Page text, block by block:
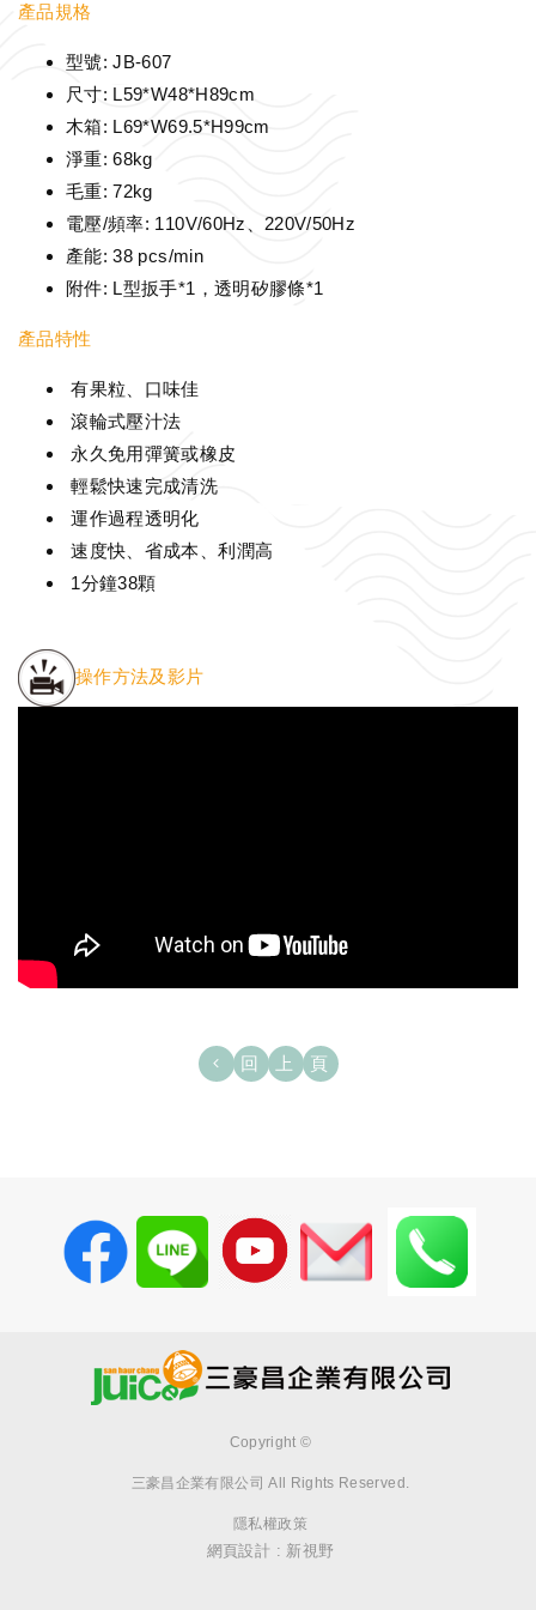
產品規格
型號: JB-607
尺寸: L59*W48*H89cm
木箱: L69*W69.5*H99cm
淨重: 68kg
毛重: 72kg
電壓/頻率: 110V/60Hz、220V/50Hz
產能: 38 pcs/min
附件: L型扳手*1，透明矽膠條*1
產品特性
有果粒、口味佳
滾輪式壓汁法
永久免用彈簧或橡皮
輕鬆快速完成清洗
運作過程透明化
速度快、省成本、利潤高
1分鐘38顆
操作方法及影片
回上頁
Copyright ©
三豪昌企業有限公司 All Rights Reserved.
隱私權政策
網頁設計 : 新視野